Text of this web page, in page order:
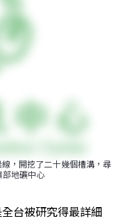
，開挖了二十幾個槽溝，尋
部地礦中心
台被研究得最詳細